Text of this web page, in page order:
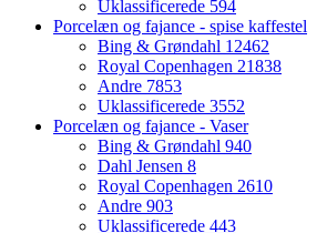
Uklassificerede 594
Porcelæn og fajance - spise kaffestel
Bing & Grøndahl 12462
Royal Copenhagen 21838
Andre 7853
Uklassificerede 3552
Porcelæn og fajance - Vaser
Bing & Grøndahl 940
Dahl Jensen 8
Royal Copenhagen 2610
Andre 903
Uklassificerede 443